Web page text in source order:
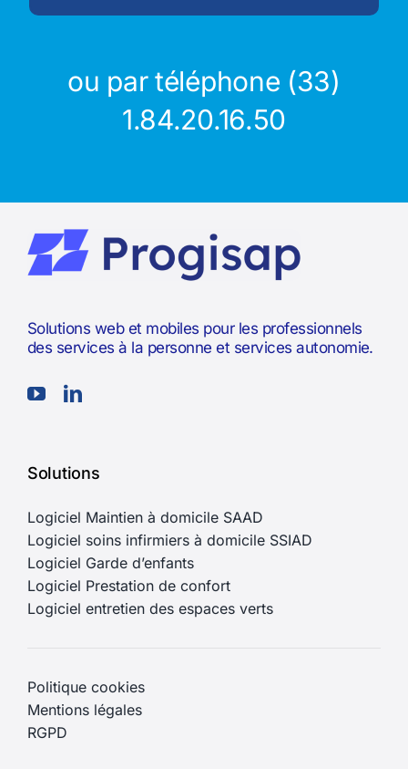
ou par téléphone (33)
1.84.20.16.50
Solutions web et mobiles pour les professionnels
des services à la personne et services autonomie.
Solutions
Logiciel Maintien à domicile SAAD
Logiciel soins infirmiers à domicile SSIAD
Logiciel Garde d’enfants
Logiciel Prestation de confort
Logiciel entretien des espaces verts
Politique cookies
Mentions légales
RGPD